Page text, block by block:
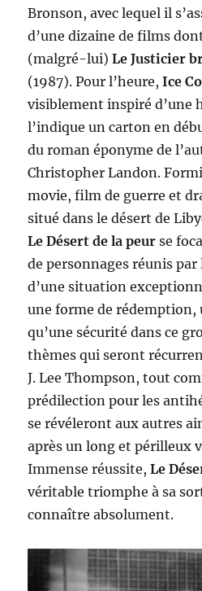
Bronson, avec lequel il
d’une dizaine de films
(malgré-lui)Le Justicier
(1987). Pour l’heure,Ice
visiblement inspiré d’une
l’indique un carton en
du roman éponyme de
Christopher Landon.
movie, film de guerre et
situé dans le désert de
Le Désert de la peur se
de personnages réunis
d’une situation
une forme de rédemption,
qu’une sécurité dans ce
thèmes qui seront
J. Lee Thompson, tout
prédilection pour les
se révéleront aux autres
après un long et périlleux
Immense réussite,Le
véritable triomphe à sa
connaître absolument.